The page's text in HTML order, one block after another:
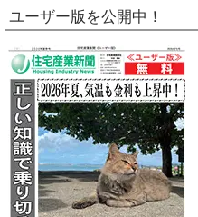
ユーザー版を公開中！